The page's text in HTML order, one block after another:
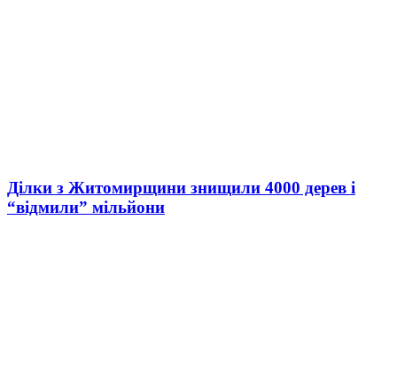
Ділки з Житомирщини знищили 4000 дерев і
“відмили” мільйони